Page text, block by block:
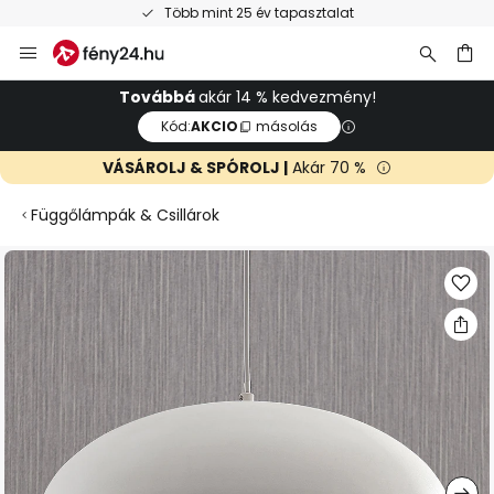
Ingyenes visszaküldés 50 napon
Ugrás
a
tartalomhozTovábbáakár 14 % kedvezmény!
Kód:AKCIO másolás
VÁSÁROLJ & SPÓROLJ | Akár 70 %
Függőlámpák & Csillárok
Ugrás
a
képgaléria
végére